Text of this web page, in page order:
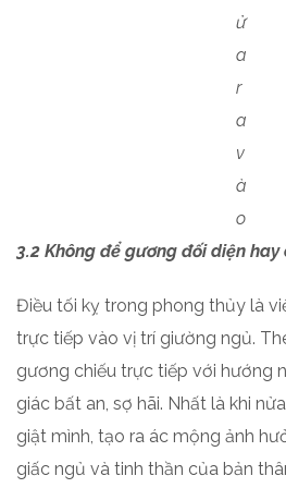
ử
a
r
a
v
à
o
3.2 Không để gương đối diện
Điều tối kỵ trong phong thủy là
trực tiếp vào vị trí giường ngủ.
gương chiếu trực tiếp với hướng
giác bất an, sợ hãi. Nhất là khi
giật mình, tạo ra ác mộng ảnh
giấc ngủ và tinh thần của bản